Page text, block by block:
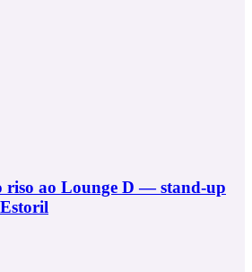
riso ao Lounge D — stand-up